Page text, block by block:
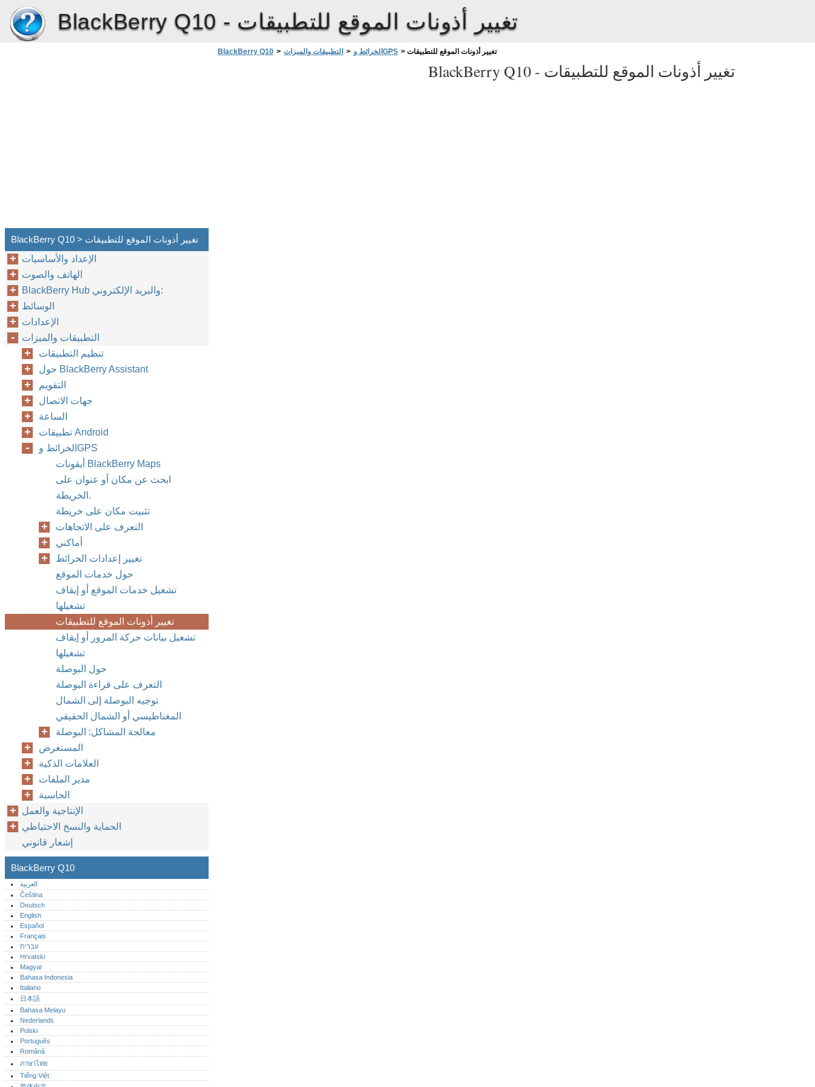
BlackBerry Q10 - تغيير أذونات الموقع للتطبيقات
BlackBerry Q10 > التطبيقات والميزات > الخرائط وGPS > تغيير أذونات الموقع للتطبيقات
BlackBerry Q10 - تغيير أذونات الموقع للتطبيقات
BlackBerry Q10 > تغيير أذونات الموقع للتطبيقات
الإعداد والأساسيات
الهاتف والصوت
BlackBerry Hub والبريد الإلكتروني:
الوسائط
الإعدادات
التطبيقات والميزات
تنظيم التطبيقات
حول BlackBerry Assistant
التقويم
جهات الاتصال
الساعة
تطبيقات Android
الخرائط وGPS
أيقونات BlackBerry Maps
ابحث عن مكان أو عنوان على
الخريطة.
تثبيت مكان على خريطة
التعرف على الاتجاهات
أماكني
تغيير إعدادات الخرائط
حول خدمات الموقع
تشغيل خدمات الموقع أو إيقاف
تشغيلها
تغيير أذونات الموقع للتطبيقات
تشغيل بيانات حركة المرور أو إيقاف
تشغيلها
حول البوصلة
التعرف على قراءة البوصلة
توجيه البوصلة إلى الشمال
المغناطيسي أو الشمال الحقيقي
معالجة المشاكل: البوصلة
المستعرض
العلامات الذكية
مدير الملفات
الحاسبة
الإنتاجية والعمل
الحماية والنسخ الاحتياطي
إشعار قانوني
BlackBerry Q10
العربية
Čeština
Deutsch
English
Español
Français
עברית
Hrvatski
Magyar
Bahasa Indonesia
Italiano
日本語
Bahasa Melayu
Nederlands
Polski
Português‎
Română
ภาษาไทย
Tiếng Việt